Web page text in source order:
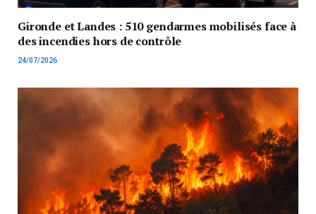
Gironde et Landes : 510 gendarmes mobilisés face à
des incendies hors de contrôle
24/07/2026